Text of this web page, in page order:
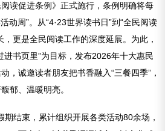
读促进条例》正式施行，条例明确将每
动周”。从“4·23世界读书日”到“全民阅读
更是全民阅读工作的深度延展。为此，
进书页里”为目标，发布2026年十大惠民
，诚邀读者朋友把书香融入“三餐四季”，
郁、温暖明亮。
期结束，累计组织开展各类活动80余场，